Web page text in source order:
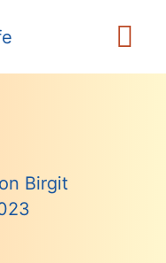
Birgit